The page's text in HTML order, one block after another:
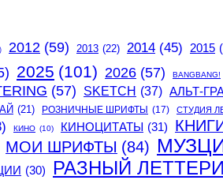
2012 (59) 2013 (22) 2014 (45) 2015
2025 (101) 2026 (57) BANGBANG!
(57) SKETCH (37) АЛЬТ-
(21) РОЗНИЧНЫЕ ШРИФТЫ (17) СТУДИЯ
КИНО (10) КИНОЦИТАТЫ (31)
МОИ ШРИФТЫ (84)
(30) РАЗНЫЙ